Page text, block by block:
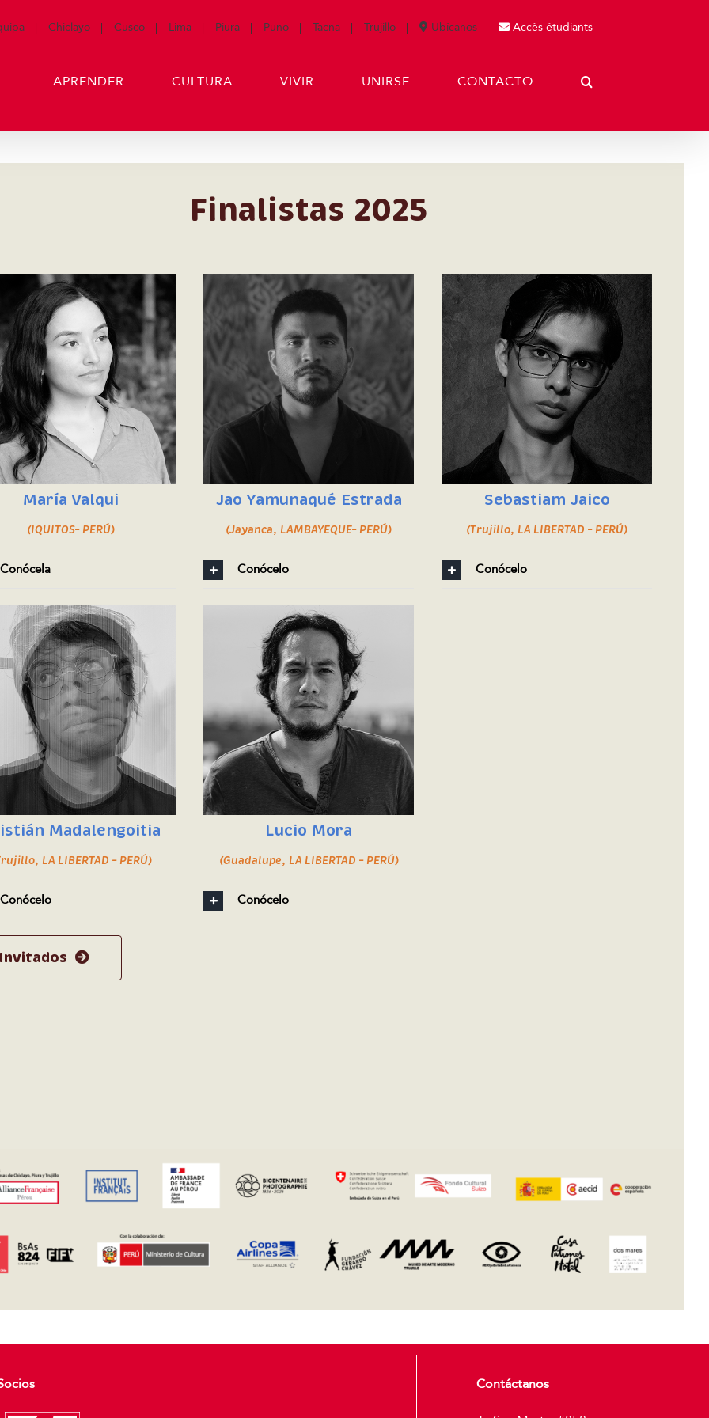
Chiclayo Cusco Lima Piura Puno Tacna Trujillo Ubícanos Accès étudiants
APRENDER CULTURA VIVIR UNIRSE CONTACTO
Finalistas 2025
María Valqui
(IQUITOS– PERÚ)
Conócela
Jao Yamunaqué Estrada
(Jayanca, LAMBAYEQUE– PERÚ)
Conócelo
Sebastiam Jaico
(Trujillo, LA LIBERTAD – PERÚ)
Conócelo
Madalengoitia
LA LIBERTAD – PERÚ)
Conócelo
Lucio Mora
(Guadalupe, LA LIBERTAD – PERÚ)
Conócelo
Contáctanos